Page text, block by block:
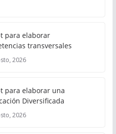
para elaborar
transversales
2026
para elaborar una
Diversificada
2026